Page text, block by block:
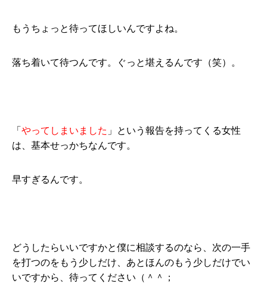
もうちょっと待ってほしいんですよね。
落ち着いて待つんです。ぐっと堪えるんです（笑）。
「 やってしまいました 」という報告を持ってくる女性
は、基本せっかちなんです。
早すぎるんです。
どうしたらいいですかと僕に相談するのなら、次の一手
を打つのをもう少しだけ、あとほんのもう少しだけでい
いですから、待ってください（＾＾；